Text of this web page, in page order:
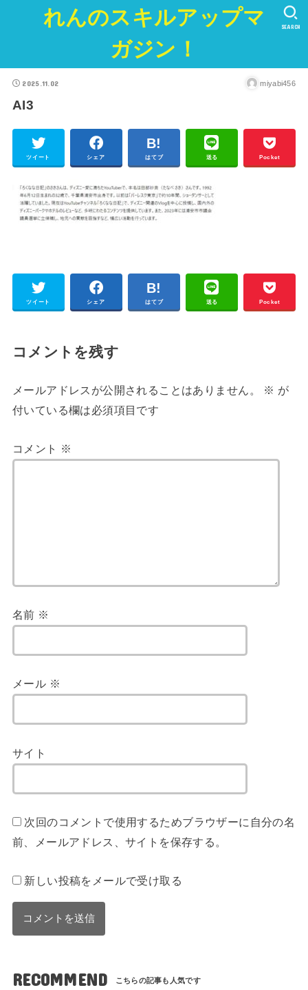
れんのスキルアップマ
ガジン！
SEARCH
2025.11.02 miyabi456
AI3
ツイート シェア はてブ 送る Pocket
ツイート シェア はてブ 送る Pocket
コメントを残す
メールアドレスが公開されることはありません。 ※ が
付いている欄は必須項目です
コメント ※
名前 ※
メール ※
サイト
次回のコメントで使用するためブラウザーに自分の名
前、メールアドレス、サイトを保存する。
新しい投稿をメールで受け取る
RECOMMEND